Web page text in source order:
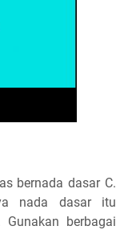
bernada dasar C.
nada dasar itu
berbagai